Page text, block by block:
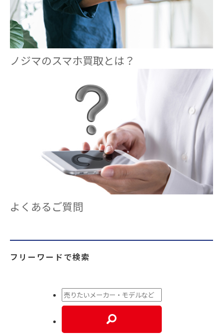
ノジマのスマホ買取とは？
よくあるご質問
フリーワードで検索